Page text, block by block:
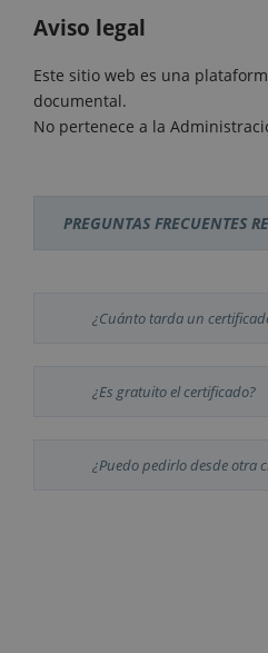
Aviso legal
Este sitio web es una
documental.
No pertenece a la
PREGUNTAS FRECUENTES
¿Cuánto tarda un
¿Es gratuito el certificado?
¿Puedo pedirlo desde otra